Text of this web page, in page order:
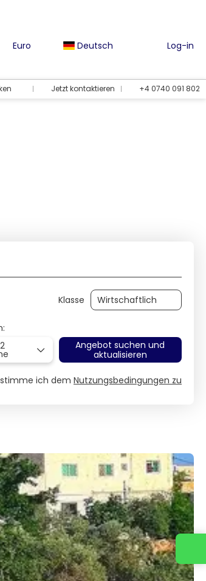
Euro Deutsch Log-in
Jetzt kontaktieren +4 0740 091 802
Klasse
2
Angebot suchen und
aktualisieren
ich dem Nutzungsbedingungen zu